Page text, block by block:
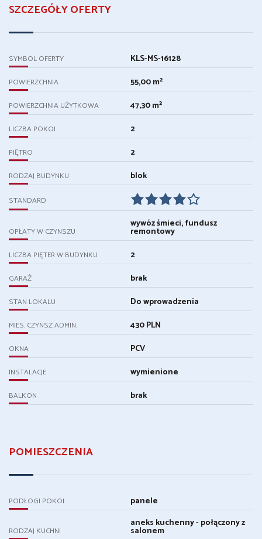
SZCZEGÓŁY OFERTY
SYMBOL OFERTY KLS-MS-16128
POWIERZCHNIA 55,00 m²
POWIERZCHNIA UŻYTKOWA 47,30 m²
LICZBA POKOI 2
PIĘTRO 2
RODZAJ BUDYNKU blok
STANDARD
OPŁATY W CZYNSZU
wywóz śmieci, fundusz
remontowy
LICZBA PIĘTER W BUDYNKU 2
GARAŻ brak
STAN LOKALU Do wprowadzenia
MIES. CZYNSZ ADMIN. 430 PLN
OKNA PCV
INSTALACJE wymienione
BALKON brak
POMIESZCZENIA
PODŁOGI POKOI panele
RODZAJ KUCHNI
aneks kuchenny - połączony z
salonem